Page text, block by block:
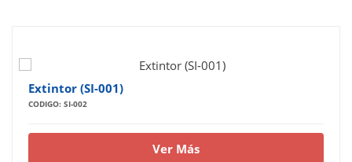
Extintor (SI-001)
CODIGO: SI-002
Ver Más